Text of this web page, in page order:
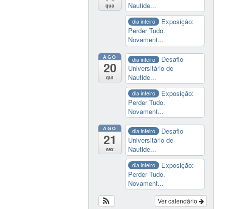
qua
Nautide...
dia inteiro
Exposição:
Perder Tudo.
Novament...
AGO
20
qui
dia inteiro
Desafio
Universitário de
Nautide...
dia inteiro
Exposição:
Perder Tudo.
Novament...
AGO
21
sex
dia inteiro
Desafio
Universitário de
Nautide...
dia inteiro
Exposição:
Perder Tudo.
Novament...
Ver calendário